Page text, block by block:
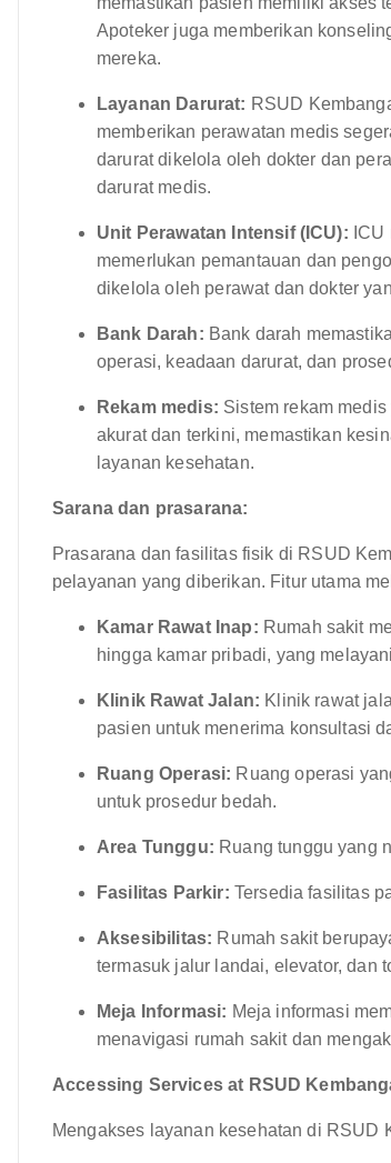
Apoteker juga memberikan
mereka.
Layanan Darurat: RSUD
memberikan perawatan medis
darurat dikelola oleh dokter dan
darurat medis.
Unit Perawatan Intensif (ICU):
memerlukan pemantauan dan
dikelola oleh perawat dan dokter
Bank Darah: Bank darah
operasi, keadaan darurat, dan
Rekam medis: Sistem rekam
akurat dan terkini, memastikan
layanan kesehatan.
Sarana dan prasarana:
Prasarana dan fasilitas fisik di RSUD
pelayanan yang diberikan. Fitur utama
Kamar Rawat Inap: Rumah sakit
hingga kamar pribadi, yang
Klinik Rawat Jalan: Klinik rawat
pasien untuk menerima konsultasi
Ruang Operasi: Ruang operasi
untuk prosedur bedah.
Area Tunggu: Ruang tunggu yang
Fasilitas Parkir: Tersedia fasilitas
Aksesibilitas: Rumah sakit
termasuk jalur landai, elevator, dan
Meja Informasi: Meja informasi
menavigasi rumah sakit dan
Accessing Services at RSUD
Mengakses layanan kesehatan di RSUD